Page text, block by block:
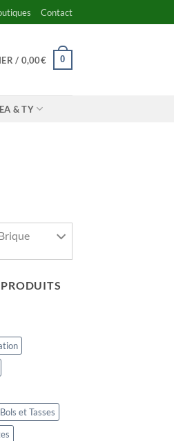
Contact
/ 0,00€ 0
& TY
Bols et Tasses